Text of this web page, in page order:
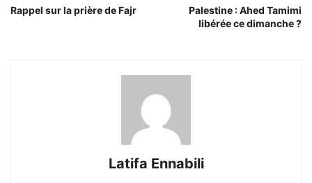
Rappel sur la prière de Fajr
Palestine : Ahed Tamimi
libérée ce dimanche ?
Latifa Ennabili